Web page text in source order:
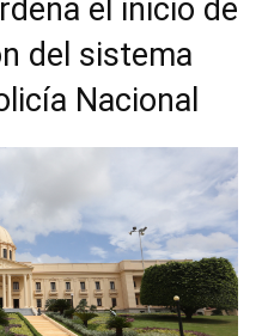
el inicio de
del sistema
Nacional